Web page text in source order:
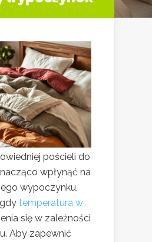
pościeli do
wpłynąć na
wypoczynku,
temperatura w
się w zależności
Aby zapewnić